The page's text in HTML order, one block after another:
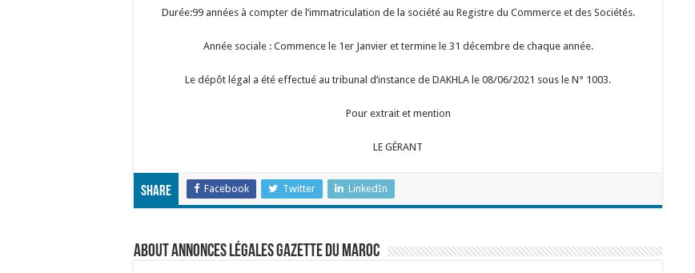
Durée:99 années à compter de l’immatriculation de la société au Registre du Commerce et des Sociétés.
Année sociale : Commence le 1er Janvier et termine le 31 décembre de chaque année.
Le dépôt légal a été effectué au tribunal d’instance de DAKHLA le 08/06/2021 sous le N° 1003.
Pour extrait et mention
LE GÉRANT
Share Facebook Twitter LinkedIn
About Annonces légales Gazette du Maroc